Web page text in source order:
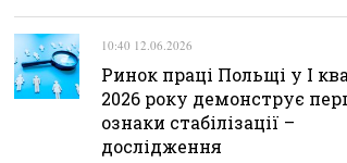
10:40 12.06.2026
Ринок праці Польщі у І
2026 року демонструє
ознаки стабілізації –
дослідження